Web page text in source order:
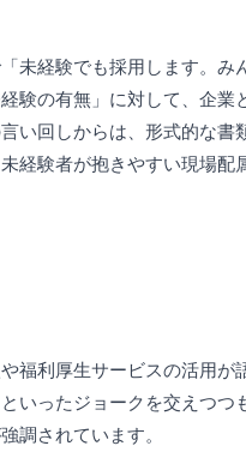
未経験でも採用します。
験の有無」に対して、企
い回しからは、形式的な
経験者が抱きやすい現場
福利厚生サービスの活用
いったジョークを交えつ
調されています。